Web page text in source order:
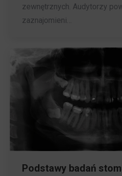
zewnętrznych. Audytorzy
zaznajomieni…
Podstawy badań